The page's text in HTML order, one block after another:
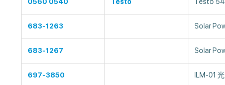
683-1263 Solar
683-1267 Solar
697-3850 ILM-01